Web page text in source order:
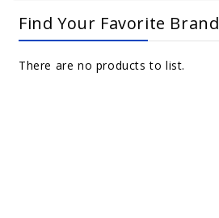
Serverlər
Şəbəkə
Find Your Favorite Brand
There are no products to list.